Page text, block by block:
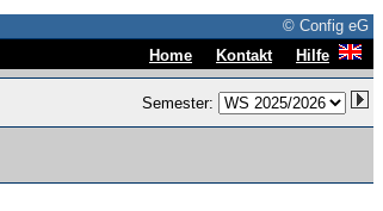
© Config eG
Home Kontakt Hilfe
Semester: